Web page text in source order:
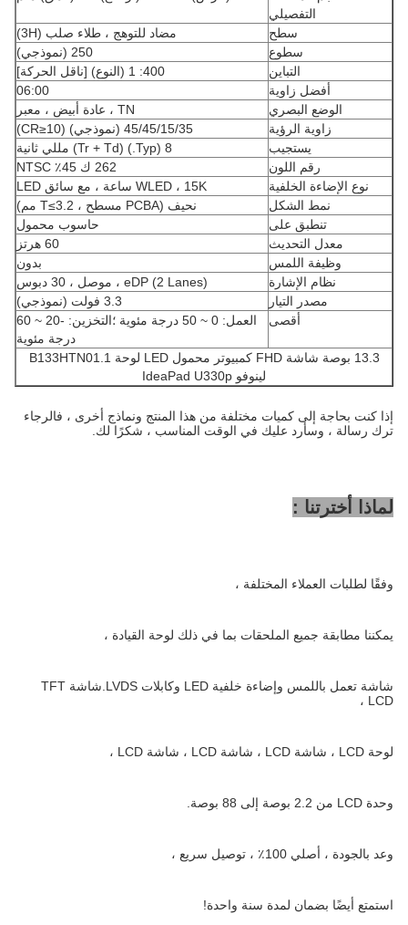
التفصيلي
سطح
مضاد للتوهج ، طلاء صلب (3H)
سطوع
250 (نموذجي)
التباين
400: 1 (النوع) [ناقل الحركة]
أفضل زاوية
06:00
الوضع البصري
TN ، عادة أبيض ، معبر
زاوية الرؤية
45/45/15/35 (نموذجي) (CR≥10)
يستجيب
8 (Typ.) (Tr + Td) مللي ثانية
رقم اللون
262 ك 45٪ NTSC
نوع الإضاءة الخلفية
WLED ، 15K ساعة ، مع سائق LED
نمط الشكل
نحيف (PCBA مسطح ، T≤3.2 مم)
تنطبق على
حاسوب محمول
معدل التحديث
60 هرتز
وظيفة اللمس
بدون
نظام الإشارة
eDP (2 Lanes) ، موصل ، 30 دبوس
مصدر التيار
3.3 فولت (نموذجي)
أقصى
العمل: 0 ~ 50 درجة مئوية ؛التخزين: -20 ~ 60
درجة مئوية
13.3 بوصة شاشة FHD كمبيوتر محمول LED لوحة B133HTN01.1
لينوفو IdeaPad U330p
إذا كنت بحاجة إلى كميات مختلفة من هذا المنتج ونماذج أخرى ، فالرجاء
ترك رسالة ، وسأرد عليك في الوقت المناسب ، شكرًا لك.
لماذا أخترتنا :
وفقًا لطلبات العملاء المختلفة ،
يمكننا مطابقة جميع الملحقات بما في ذلك لوحة القيادة ،
شاشة تعمل باللمس وإضاءة خلفية LED وكابلات LVDS.شاشة TFT
LCD ،
لوحة LCD ، شاشة LCD ، شاشة LCD ، شاشة LCD ،
وحدة LCD من 2.2 بوصة إلى 88 بوصة.
وعد بالجودة ، أصلي 100٪ ، توصيل سريع ،
استمتع أيضًا بضمان لمدة سنة واحدة!